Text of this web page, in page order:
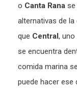
o Canta Rana se
alternativas de
que Central,
se encuentra
comida marina
puede hacer ese